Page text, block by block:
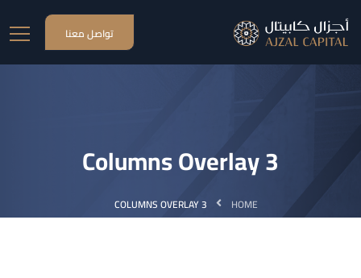
تواصل معنا
3 Columns Overlay
HOME
3 COLUMNS OVERLAY